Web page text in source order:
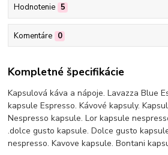
Hodnotenie 5
Komentáre 0
Kompletné špecifikácie
Kapsulová káva a nápoje. Lavazza Blue
kapsule Espresso. Kávové kapsuly.
Nespresso kapsule. Lor kapsule
.dolce gusto kapsule. Dolce gusto
nespresso. Kavove kapsule. Bontani